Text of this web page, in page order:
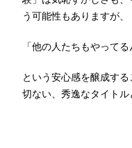
う可能性もありますが、
「他の人たちもやってる
という安心感を醸成す
切ない、秀逸なタイトル